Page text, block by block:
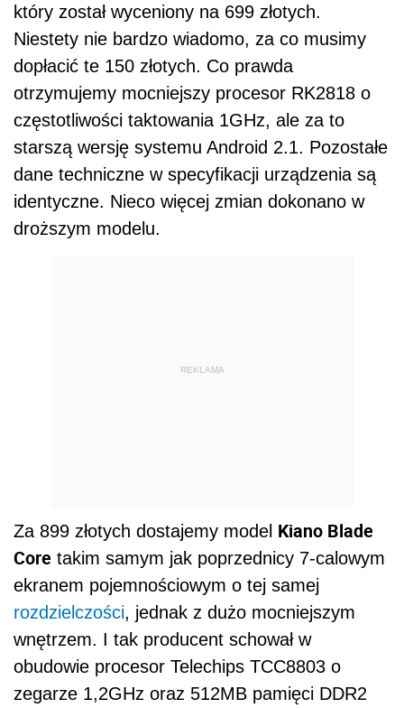
który został wyceniony na 699 złotych.
Niestety nie bardzo wiadomo, za co musimy
dopłacić te 150 złotych. Co prawda
otrzymujemy mocniejszy procesor RK2818 o
częstotliwości taktowania 1GHz, ale za to
starszą wersję systemu Android 2.1. Pozostałe
dane techniczne w specyfikacji urządzenia są
identyczne. Nieco więcej zmian dokonano w
droższym modelu.
REKLAMA
Za 899 złotych dostajemy model Kiano Blade
Core takim samym jak poprzednicy 7-calowym
ekranem pojemnościowym o tej samej
rozdzielczości, jednak z dużo mocniejszym
wnętrzem. I tak producent schował w
obudowie procesor Telechips TCC8803 o
zegarze 1,2GHz oraz 512MB pamięci DDR2